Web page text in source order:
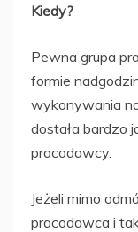
Kiedy?
Pewna grupa
formie
wykonywania
dostała bardzo
pracodawcy.
Jeżeli mimo
pracodawca i